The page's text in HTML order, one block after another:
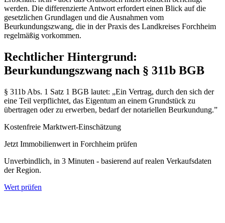
werden. Die differenzierte Antwort erfordert einen Blick auf die
gesetzlichen Grundlagen und die Ausnahmen vom
Beurkundungszwang, die in der Praxis des Landkreises Forchheim
regelmäßig vorkommen.
Rechtlicher Hintergrund:
Beurkundungszwang nach § 311b BGB
§ 311b Abs. 1 Satz 1 BGB lautet: „Ein Vertrag, durch den sich der
eine Teil verpflichtet, das Eigentum an einem Grundstück zu
übertragen oder zu erwerben, bedarf der notariellen Beurkundung.”
Kostenfreie Marktwert-Einschätzung
Jetzt Immobilienwert in Forchheim prüfen
Unverbindlich, in 3 Minuten - basierend auf realen Verkaufsdaten
der Region.
Wert prüfen